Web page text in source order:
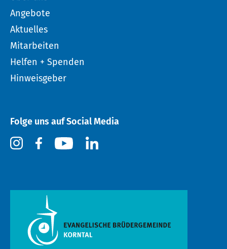
Angebote
Aktuelles
Mitarbeiten
Helfen + Spenden
Hinweisgeber
Folge uns auf Social Media